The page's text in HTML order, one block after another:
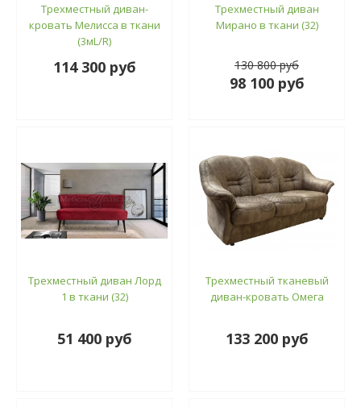
Трехместный диван-
кровать Мелисса в ткани
(3мL/R)
114 300 руб
Трехместный диван
Мирано в ткани (32)
130 800 руб
98 100 руб
Трехместный диван Лорд
1 в ткани (32)
51 400 руб
Трехместный тканевый
диван-кровать Омега
133 200 руб